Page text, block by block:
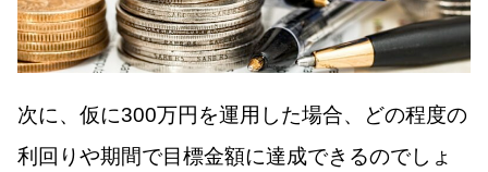
次に、仮に300万円を運用した場合、どの程度の
利回りや期間で目標金額に達成できるのでしょ